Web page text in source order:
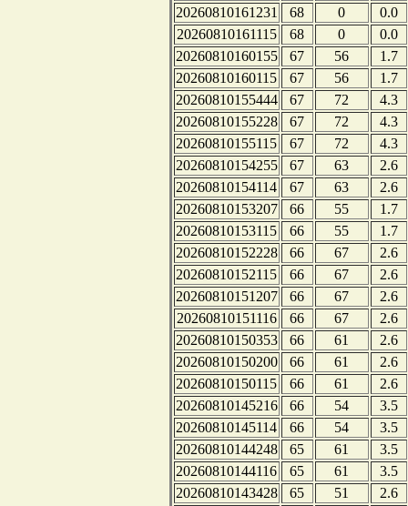
20260810161231
68 0
0.0
20260810161115
68 0
0.0
20260810160155
67 56
1.7
20260810160115
67 56
1.7
20260810155444
67 72
4.3
20260810155228
67 72
4.3
20260810155115
67 72
4.3
20260810154255
67 63
2.6
20260810154114
67 63
2.6
20260810153207
66 55
1.7
20260810153115
66 55
1.7
20260810152228
66 67
2.6
20260810152115
66 67
2.6
20260810151207
66 67
2.6
20260810151116
66 67
2.6
20260810150353
66 61
2.6
20260810150200
66 61
2.6
20260810150115
66 61
2.6
20260810145216
66 54
3.5
20260810145114
66 54
3.5
20260810144248
65 61
3.5
20260810144116
65 61
3.5
20260810143428
65 51
2.6